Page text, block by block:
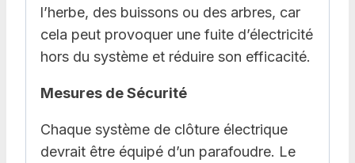
l’herbe, des buissons ou des arbres, car
cela peut provoquer une fuite d’électricité
hors du système et réduire son efficacité.
Mesures de Sécurité
Chaque système de clôture électrique
devrait être équipé d’un parafoudre. Le